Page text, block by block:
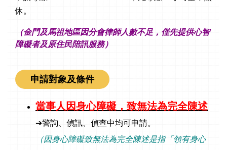
休。
（金門及馬祖地區因分會律師人數不足，僅先提供心智
障礙者及原住民陪訊服務）
申請對象及條件
當事人因身心障礙，致無法為完全陳述
➔警詢、偵訊、偵查中均可申請。
（因身心障礙致無法為完全陳述是指「領有身心